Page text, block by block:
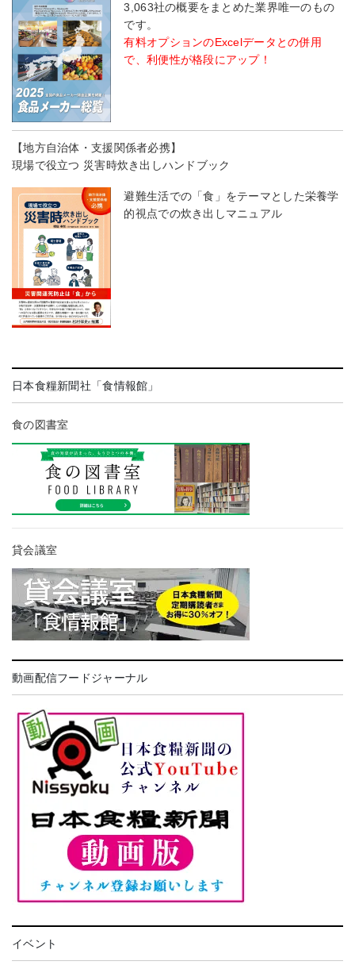
3,063社の概要をまとめた業界唯一のもの
です。
有料オプションのExcelデータとの併用
で、利便性が格段にアップ！
【地方自治体・支援関係者必携】
現場で役立つ 災害時炊き出しハンドブック
避難生活での「食」をテーマとした栄養学
的視点での炊き出しマニュアル
日本食糧新聞社「食情報館」
食の図書室
貸会議室
動画配信フードジャーナル
イベント